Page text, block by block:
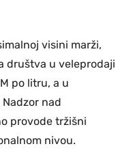
visini marži,
društva u veleprodaji
po litru, a u
nad
provode tržišni
nivou.